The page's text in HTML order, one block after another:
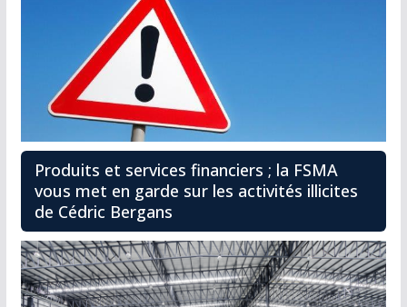
Produits et services financiers ; la FSMA
vous met en garde sur les activités illicites
de Cédric Bergans